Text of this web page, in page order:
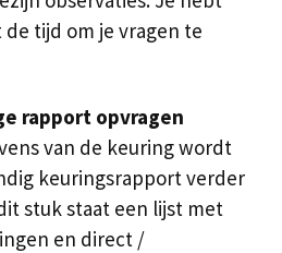
tijd om je vragen te
rapport opvragen
van de keuring wordt
keuringsrapport verder
stuk staat een lijst met
en direct /